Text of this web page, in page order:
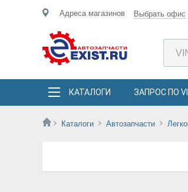
Адреса магазинов Выбрать офис
КАТАЛОГИ ЗАПРОС ПО
Каталоги Автозапчасти